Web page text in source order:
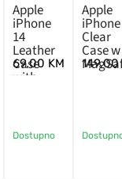
Apple
iPhone
14
Leather
Case
with
69,00 KM
Dostupno
Apple
Clear
Case w
149,00